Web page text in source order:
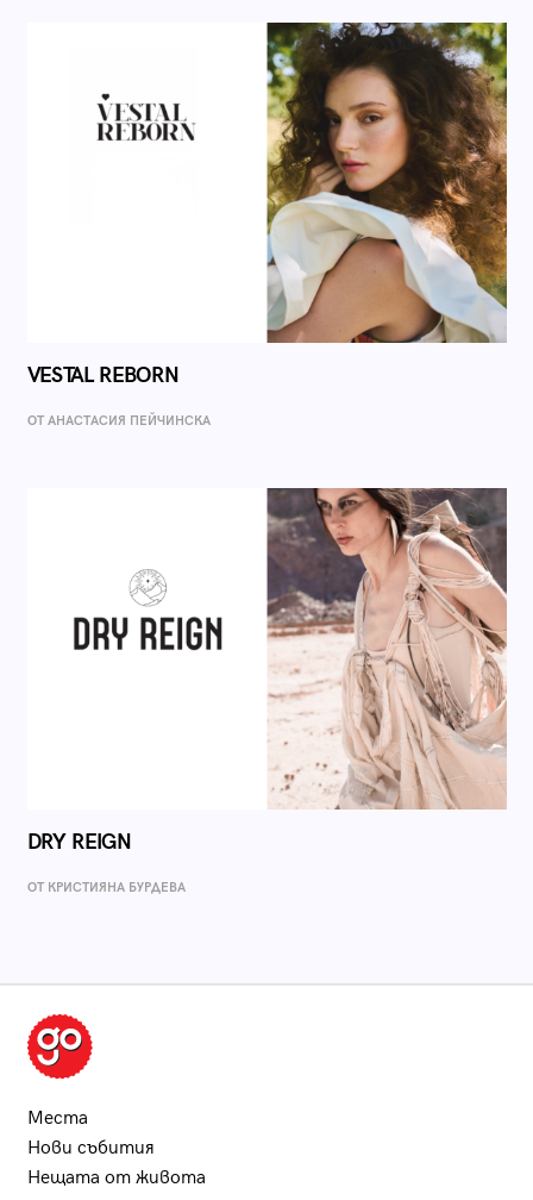
VESTAL REBORN
ОТ AНАСТАСИЯ ПЕЙЧИНСКА
DRY REIGN
ОТ КРИСТИЯНА БУРДЕВА
Места
Нови събития
Нещата от живота